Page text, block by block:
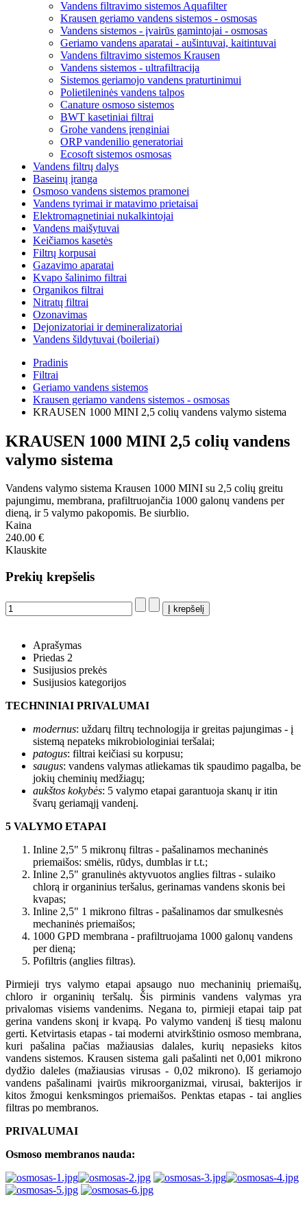
Vandens filtravimo sistemos Aquafilter
Krausen geriamo vandens sistemos - osmosas
Vandens sistemos - įvairūs gamintojai - osmosas
Geriamo vandens aparatai - aušintuvai, kaitintuvai
Vandens filtravimo sistemos Krausen
Vandens sistemos - ultrafiltracija
Sistemos geriamojo vandens praturtinimui
Polietileninės vandens talpos
Canature osmoso sistemos
BWT kasetiniai filtrai
Grohe vandens įrenginiai
ORP vandenilio generatoriai
Ecosoft sistemos osmosas
Vandens filtrų dalys
Baseinų įranga
Osmoso vandens sistemos pramonei
Vandens tyrimai ir matavimo prietaisai
Elektromagnetiniai nukalkintojai
Vandens maišytuvai
Keičiamos kasetės
Filtrų korpusai
Gazavimo aparatai
Kvapo šalinimo filtrai
Organikos filtrai
Nitratų filtrai
Ozonavimas
Dejonizatoriai ir demineralizatoriai
Vandens šildytuvai (boileriai)
Pradinis
Filtrai
Geriamo vandens sistemos
Krausen geriamo vandens sistemos - osmosas
KRAUSEN 1000 MINI 2,5 colių vandens valymo sistema
KRAUSEN 1000 MINI 2,5 colių vandens
valymo sistema
Vandens valymo sistema Krausen 1000 MINI su 2,5 colių greitu
pajungimu, membrana, prafiltruojančia 1000 galonų vandens per
dieną, ir 5 valymo pakopomis. Be siurblio.
Kaina
240.00 €
Klauskite
Prekių krepšelis
Aprašymas
Priedas 2
Susijusios prekės
Susijusios kategorijos
TECHNINIAI PRIVALUMAI
modernus: uždarų filtrų technologija ir greitas pajungimas - į
sistemą nepateks mikrobiologiniai teršalai;
patogus: filtrai keičiasi su korpusu;
saugus: vandens valymas atliekamas tik spaudimo pagalba, be
jokių cheminių medžiagų;
aukštos kokybės: 5 valymo etapai garantuoja skanų ir itin
švarų geriamąjį vandenį.
5 VALYMO ETAPAI
Inline 2,5" 5 mikronų filtras - pašalinamos mechaninės
priemaišos: smėlis, rūdys, dumblas ir t.t.;
Inline 2,5" granulinės aktyvuotos anglies filtras - sulaiko
chlorą ir organinius teršalus, gerinamas vandens skonis bei
kvapas;
Inline 2,5" 1 mikrono filtras - pašalinamos dar smulkesnės
mechaninės priemaišos;
1000 GPD membrana - prafiltruojama 1000 galonų vandens
per dieną;
Pofiltris (anglies filtras).
Pirmieji trys valymo etapai apsaugo nuo mechaninių priemaišų,
chloro ir organinių teršalų. Šis pirminis vandens valymas yra
privalomas visiems vandenims. Negana to, pirmieji etapai taip pat
gerina vandens skonį ir kvapą. Po valymo vandenį iš tiesų malonu
gerti. Ketvirtasis etapas - tai moderni atvirkštinio osmoso membrana,
kuri pašalina pačias mažiausias dalales, kurių nepasieks kitos
vandens sistemos. Krausen sistema gali pašalinti net 0,001 mikrono
dydžio daleles (mažiausias virusas - 0,02 mikrono). Iš geriamojo
vandens pašalinami įvairūs mikroorganizmai, virusai, bakterijos ir
kitos žmogui kenksmingos priemaišos. Penktas etapas - tai anglies
filtras po membranos.
PRIVALUMAI
Osmoso membranos nauda: